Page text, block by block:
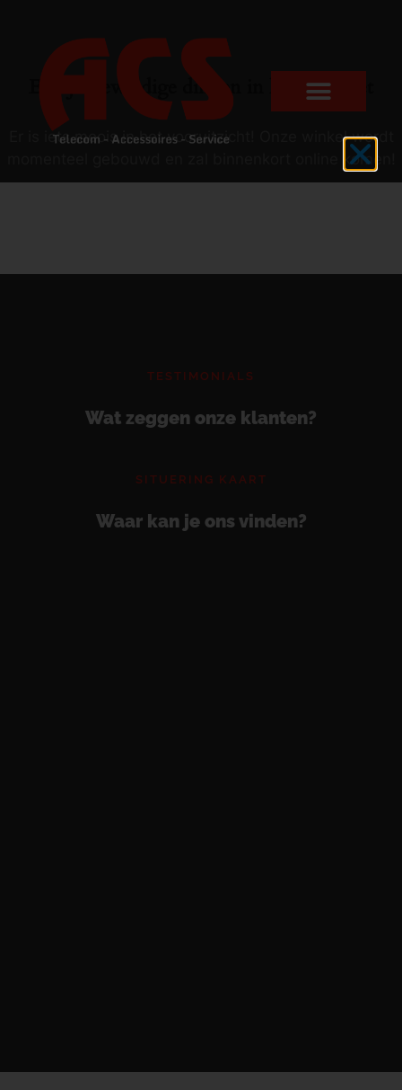
Er zijn geweldige dingen in het verschiet
Er is iets moois in het vooruitzicht! Onze winkel wordt
momenteel gebouwd en zal binnenkort online komen!
TESTIMONIALS
Wat zeggen onze klanten?
SITUERING KAART
Waar kan je ons vinden?